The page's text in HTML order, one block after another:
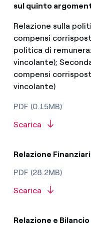
sul quinto
Relazione sulla
compensi
politica di
vincolante);
compensi
vincolante)
PDF (0.15MB)
Scarica
Relazione
PDF (28.2MB)
Scarica
Relazione e